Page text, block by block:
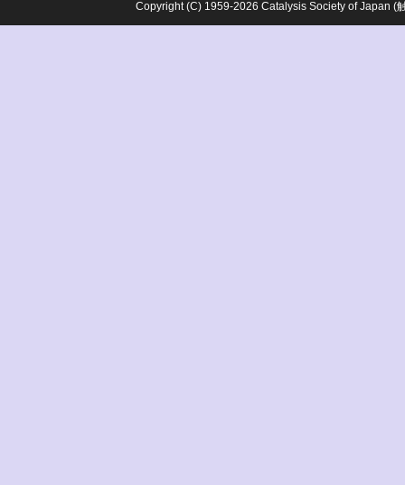
Copyright (C) 1959-2026 Catalysis Society of Japan (